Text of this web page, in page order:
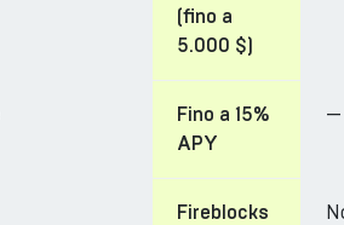
(fino a
5.000 $)
Fino a 15%
APY
—
Fireblocks